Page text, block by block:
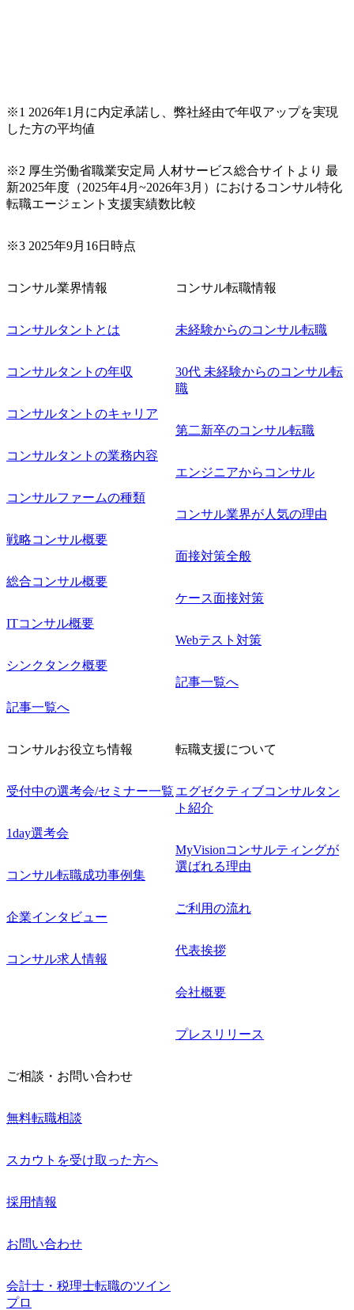
※1 2026年1月に内定承諾し、弊社経由で年収アップを実現
した方の平均値
※2 厚生労働省職業安定局 人材サービス総合サイトより 最
新2025年度（2025年4月~2026年3月）におけるコンサル特化
転職エージェント支援実績数比較
※3 2025年9月16日時点
コンサル業界情報
コンサルタントとは
コンサルタントの年収
コンサルタントのキャリア
コンサルタントの業務内容
コンサルファームの種類
戦略コンサル概要
総合コンサル概要
ITコンサル概要
シンクタンク概要
記事一覧へ
コンサル転職情報
未経験からのコンサル転職
30代 未経験からのコンサル転
職
第二新卒のコンサル転職
エンジニアからコンサル
コンサル業界が人気の理由
面接対策全般
ケース面接対策
Webテスト対策
記事一覧へ
コンサルお役立ち情報
受付中の選考会/セミナー一覧
1day選考会
コンサル転職成功事例集
企業インタビュー
コンサル求人情報
転職支援について
エグゼクティブコンサルタン
ト紹介
MyVisionコンサルティングが
選ばれる理由
ご利用の流れ
代表挨拶
会社概要
プレスリリース
ご相談・お問い合わせ
無料転職相談
スカウトを受け取った方へ
採用情報
お問い合わせ
会計士・税理士転職のツイン
プロ